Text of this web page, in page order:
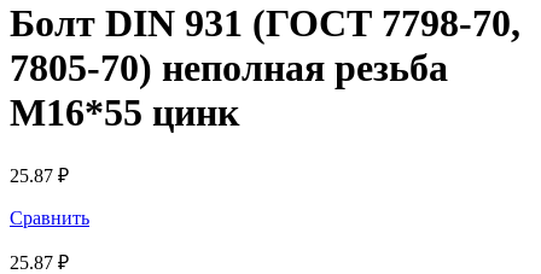
Болт DIN 931 (ГОСТ 7798-70,
7805-70) неполная резьба
М16*55 цинк
25.87 ₽
Сравнить
25.87 ₽